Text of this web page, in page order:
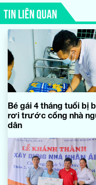
TIN LIÊN QUAN
Bé gái 4 tháng tuổi bị
rơi trước cổng nhà
dân